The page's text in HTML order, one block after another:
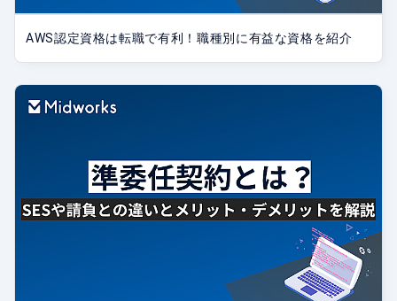
AWS認定資格は転職で有利！職種別に有益な資格を紹介